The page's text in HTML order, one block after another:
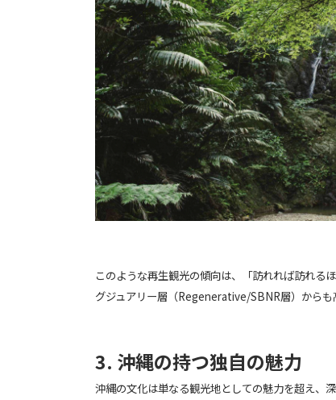
このような再生観光の傾向は、「訪れれば訪れる
グジュアリー層（Regenerative/SBNR層）からも
3. 沖縄の持つ独自の魅力
沖縄の文化は単なる観光地としての魅力を超え、